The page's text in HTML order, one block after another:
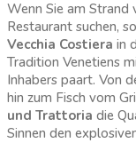
Wenn Sie am Strand
Restaurant suchen,
Vecchia Costiera in
Tradition Venetiens
Inhabers paart. Von
hin zum Fisch vom
und Trattoria die
Sinnen den